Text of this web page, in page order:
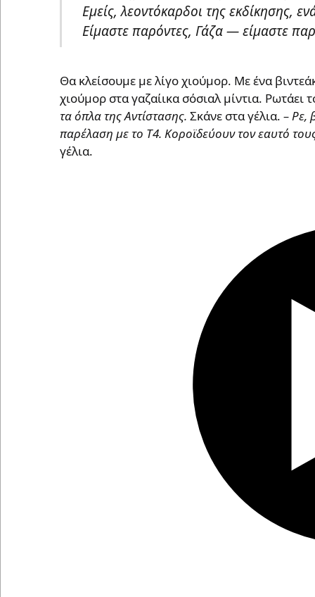
Εμείς, λεοντόκαρδοι της εκδίκησης,
Είμαστε παρόντες, Γάζα — είμαστε
Θα κλείσουμε με λίγο χιούμορ. Με ένα
χιούμορ στα γαζαίικα σόσιαλ μίντια. Ρωτάει
τα όπλα της Αντίστασης. Σκάνε στα γέλια. – Ρε,
παρέλαση με το Τ4. Κοροϊδεύουν τον εαυτό
γέλια.